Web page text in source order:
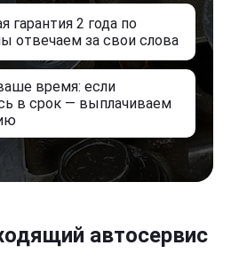
гарантия 2 года по
отвечаем за свои слова
время: если
в срок — выплачиваем
автосервис